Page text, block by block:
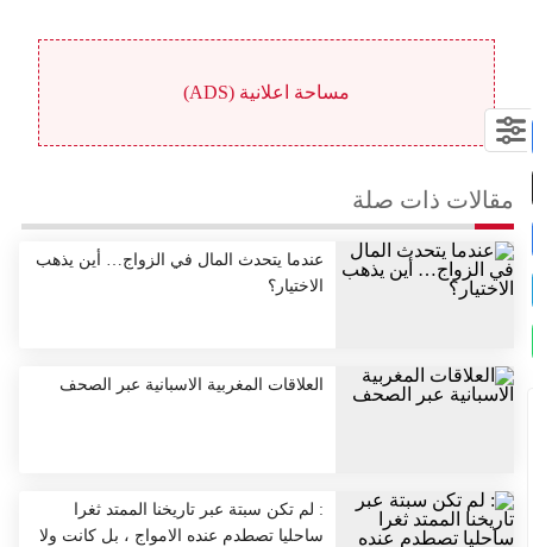
مساحة اعلانية (ADS)
مقالات ذات صلة
عندما يتحدث المال في الزواج… أين يذهب
الاختيار؟
العلاقات المغربية الاسبانية عبر الصحف
: لم تكن سبتة عبر تاريخنا الممتد ثغرا
ساحليا تصطدم عنده الامواج ، بل كانت ولا